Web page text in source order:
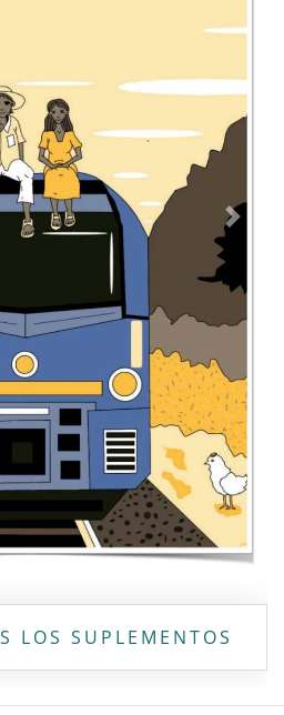
Aviso de privacidad
derechos reservados | La Jornada
Maya